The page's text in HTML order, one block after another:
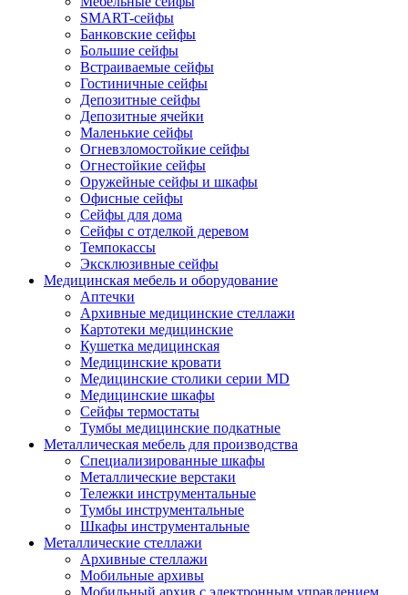
SMART-сейфы
Банковские сейфы
Большие сейфы
Встраиваемые сейфы
Гостиничные сейфы
Депозитные сейфы
Депозитные ячейки
Маленькие сейфы
Огневзломостойкие сейфы
Огнестойкие сейфы
Оружейные сейфы и шкафы
Офисные сейфы
Сейфы для дома
Сейфы с отделкой деревом
Темпокассы
Эксклюзивные сейфы
Медицинская мебель и оборудование
Аптечки
Архивные медицинские стеллажи
Картотеки медицинские
Кушетка медицинская
Медицинские кровати
Медицинские столики серии MD
Медицинские шкафы
Сейфы термостаты
Тумбы медицинские подкатные
Металлическая мебель для производства
Cпециализированные шкафы
Металлические верстаки
Тележки инструментальные
Тумбы инструментальные
Шкафы инструментальные
Металлические стеллажи
Архивные стеллажи
Мобильные архивы
Мобильный архив с электронным управлением